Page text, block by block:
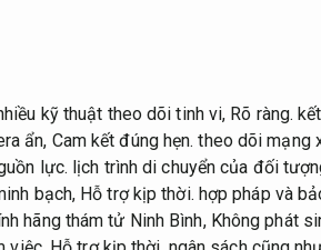
kỹ thuật theo dõi tinh vi, Rõ ràng.
ẩn, Cam kết đúng hẹn. theo dõi mạng
lực. lịch trình di chuyển của đối
bạch, Hỗ trợ kịp thời. hợp pháp và
hãng thám tử Ninh Bình, Không phát